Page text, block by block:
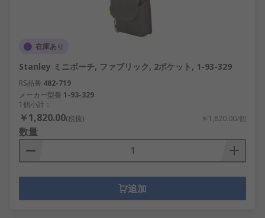
在庫あり
Stanley ミニポーチ, ファブリック, 2ポケット, 1-93-329
RS品番 482-719
メーカー型番 1-93-329
1個小計：
￥1,820.00(税抜) ￥1,820.00/個
数量
追加